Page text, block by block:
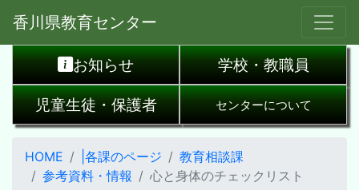
香川県教育センター
お知らせ 学校・教職員
児童生徒・保護者 センターについて
HOME |各課のページ
教育相談課
参考資料・情報
心と身体のチェックリスト